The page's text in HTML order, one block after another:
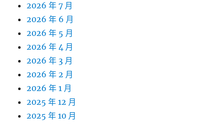
2026 年 7 月
2026 年 6 月
2026 年 5 月
2026 年 4 月
2026 年 3 月
2026 年 2 月
2026 年 1 月
2025 年 12 月
2025 年 10 月